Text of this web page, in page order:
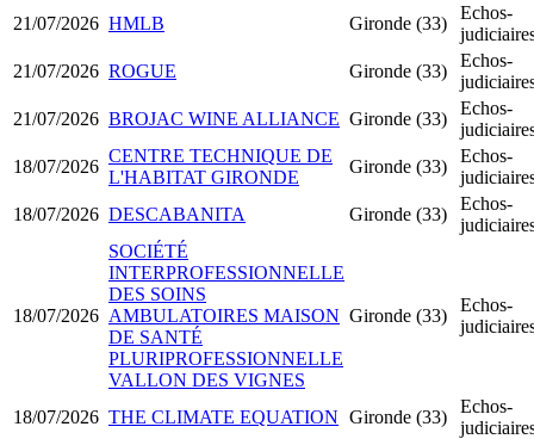
21/07/2026 HMLB Gironde (33)
Echos-
21/07/2026 ROGUE Gironde (33)
Echos-
21/07/2026 BROJAC WINE ALLIANCE Gironde (33)
Echos-
18/07/2026
CENTRE TECHNIQUE DE
L'HABITAT GIRONDE
Gironde (33)
Echos-
18/07/2026 DESCABANITA Gironde (33)
Echos-
18/07/2026
SOCIÉTÉ
INTERPROFESSIONNELLE
DES SOINS
AMBULATOIRES MAISON
DE SANTÉ
PLURIPROFESSIONNELLE
VALLON DES VIGNES
Gironde (33)
Echos-
18/07/2026 THE CLIMATE EQUATION Gironde (33)
Echos-